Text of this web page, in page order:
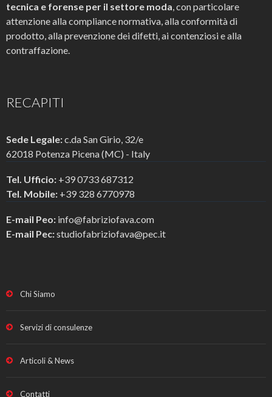
tecnica e forense per il settore moda, con particolare
attenzione alla compliance normativa, alla conformità di
prodotto, alla prevenzione dei difetti, ai contenziosi e alla
contraffazione.
RECAPITI
Sede Legale:c.da San Girio, 32/e
62018 Potenza Picena (MC) - Italy
Tel. Ufficio: +39 0733 687312
Tel. Mobile: +39 328 6770978
E-mail Peo: info@fabriziofava.com
E-mail Pec:studiofabriziofava@pec.it
Chi Siamo
Servizi di consulenze
Articoli & News
Contatti